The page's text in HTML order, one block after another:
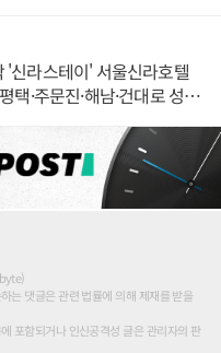
'신라스테이' 서울신라호텔
택·주문진·해남·건대로 성
는 댓글은 관련 법률에 의해 제재를 받을
포함되거나 인신공격성 글은 관리자의 판